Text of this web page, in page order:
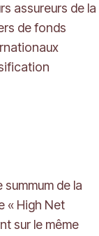
assureurs de la
de fonds
de la
« High Net
sur le même